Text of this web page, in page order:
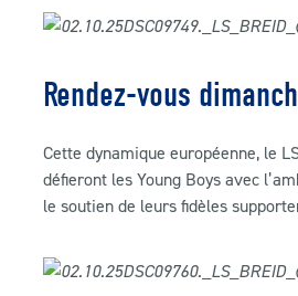
Rendez-vous
Cette dynamique européenne, le
défieront les Young Boys avec
le soutien de leurs fidèles